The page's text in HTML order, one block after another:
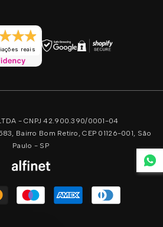
reais
- CNPJ 42.900.390/0001-04
Bairro Bom Retiro, CEP 01126-001, São
Paulo - SP
Formas
de